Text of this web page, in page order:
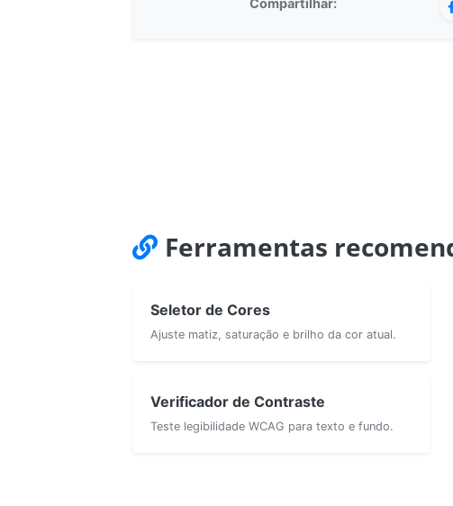
Ferramentas
Seletor de Cores
Ajuste matiz, saturação e brilho da cor atual.
Verificador de Contraste
Teste legibilidade WCAG para texto e fundo.